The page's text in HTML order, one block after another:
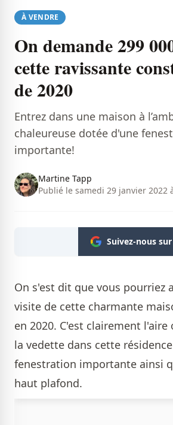
À VENDRE
On demande 299
cette ravissante
de 2020
Entrez dans une maison à
chaleureuse dotée d'une
importante!
Martine Tapp
Publié le samedi 29 janvier 2022
Suivez-nous
On s'est dit que vous pourriez
visite de cette charmante
en 2020. C'est clairement
la vedette dans cette
fenestration importante ainsi
haut plafond.